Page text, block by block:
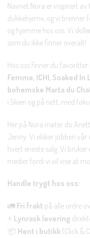
Navnet Nora er inspirert av
dukkehjem», og vi brenner
og hjemme hos oss. Vi
som du ikke finner overalt!
Hos oss finner du
Femme, ICHI, Soaked
bohemske Marta du
i Skien og på nett, med
Her på Nora møter du
Jenny. Vi elsker jobben
hvert eneste salg. Vi
medier fordi vi vil vise at
Handle trygt hos oss:
🚛 Fri frakt på alle ordre
⚡ Lynrask levering
📦 Hent i butikk (Click &